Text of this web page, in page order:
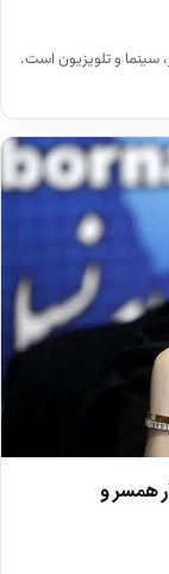
بازیگر تئاتر، سینما و تلویزیون است.
همسر و